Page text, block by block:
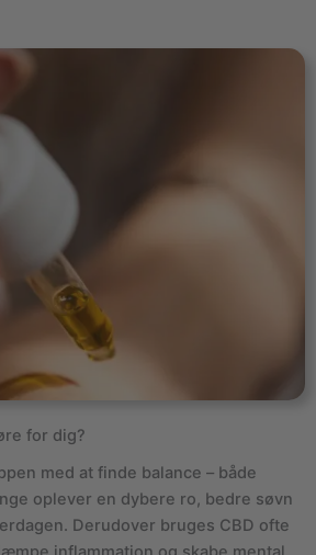
for dig?
med at finde balance – både
oplever en dybere ro, bedre søvn
Derudover bruges CBD ofte